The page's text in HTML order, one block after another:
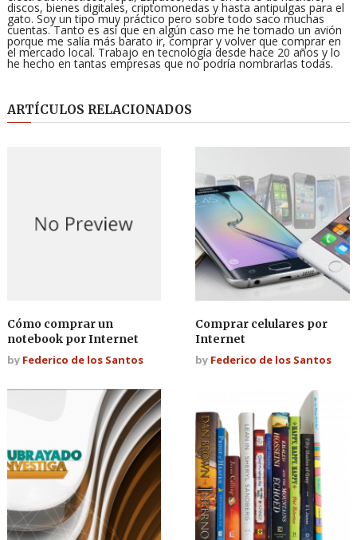
discos, bienes digitales, criptomonedas y hasta antipulgas para el
gato. Soy un tipo muy práctico pero sobre todo saco muchas
cuentas. Tanto es así que en algún caso me he tomado un avión
porque me salía más barato ir, comprar y volver que comprar en
el mercado local. Trabajo en tecnología desde hace 20 años y lo
he hecho en tantas empresas que no podría nombrarlas todas.
ARTÍCULOS RELACIONADOS
Cómo comprar un
notebook por Internet
by Federico de los Santos
Comprar celulares por
Internet
by Federico de los Santos